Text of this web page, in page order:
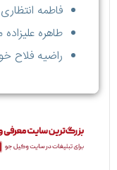
فاطمه
طاهره
راضیه فلاح